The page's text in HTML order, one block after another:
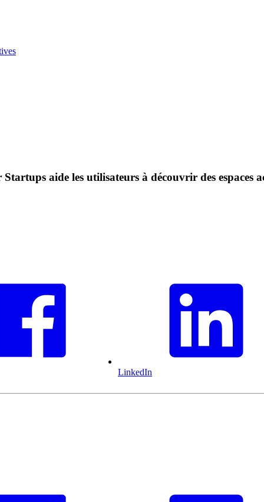
aide les utilisateurs à découvrir des espaces
LinkedIn